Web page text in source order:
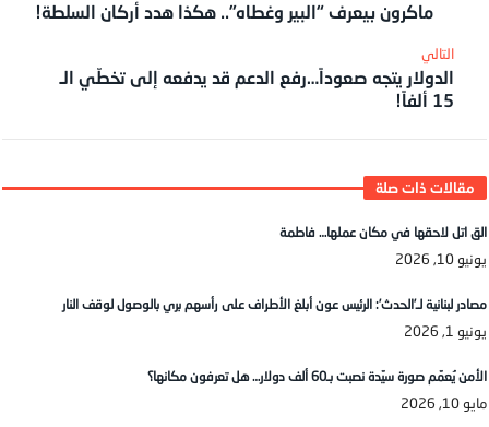
ماكرون بيعرف “البير وغطاه”.. هكذا هدد أركان السلطة!
‎التالي
الدولار يتجه صعوداً…رفع الدعم قد يدفعه إلى تخطّي الـ
15 ألفاً!
الق اتل لاحقها في مكان عملها… فاطمة
يونيو 10, 2026
مصادر لبنانية لـ’الحدث’: الرئيس عون أبلغ الأطراف على رأسهم بري بالوصول لوقف النار
يونيو 1, 2026
الأمن يُعمّم صورة سيّدة نصبت بـ60 ألف دولار… هل تعرفون مكانها؟
مايو 10, 2026